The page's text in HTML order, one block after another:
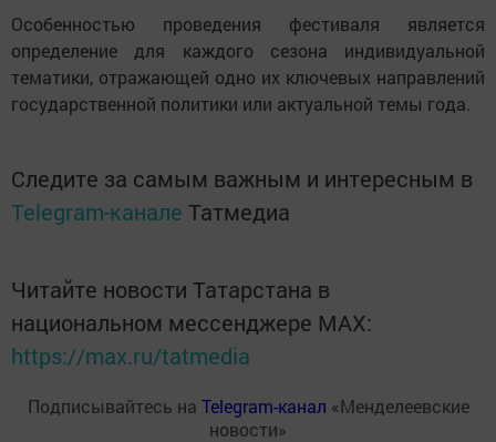
Особенностью проведения фестиваля является
определение для каждого сезона индивидуальной
тематики, отражающей одно их ключевых направлений
государственной политики или актуальной темы года.
Следите за самым важным и интересным в
Telegram-канале Татмедиа
Читайте новости Татарстана в
национальном мессенджере MАХ:
https://max.ru/tatmedia
Подписывайтесь на Telegram-канал «Менделеевские
новости»